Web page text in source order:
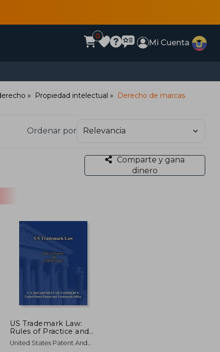
0
Mi Cuenta
Propiedad intelectual Derecho de marcas
Ordenar por
Comparte y gana
dinero
US Trademark Law:
Rules of Practice and
Federal Statues (en
Inglés)
United States Patent And